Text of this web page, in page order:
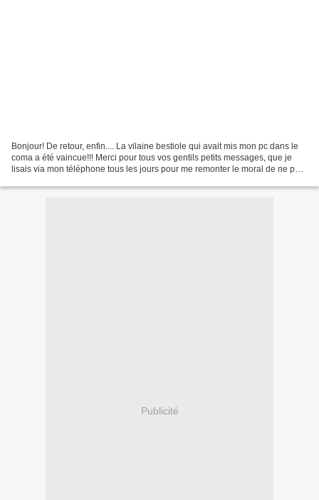
Bonjour! De retour, enfin.... La vilaine bestiole qui avait mis mon pc dans le
coma a été vaincue!!! Merci pour tous vos gentils petits messages, que je
lisais via mon téléphone tous les jours pour me remonter le moral de ne pas
Publicité